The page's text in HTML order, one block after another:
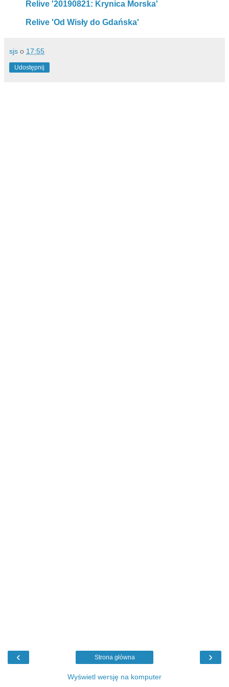
Relive '20190821: Krynica Morska'
Relive 'Od Wisły do Gdańska'
sjs o 17:55
Udostępnij
‹ ›
Strona główna
Wyświetl wersję na komputer